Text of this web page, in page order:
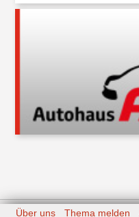
Über uns Thema melden